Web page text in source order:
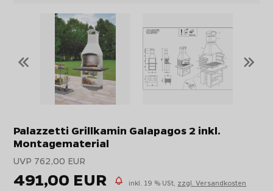
« »
Palazzetti Grillkamin Galapagos 2 inkl.
Montagematerial
UVP 762,00 EUR
491,00 EUR inkl. 19 % USt, zzgl. Versandkosten